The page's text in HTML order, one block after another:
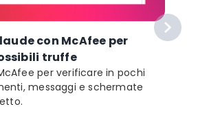
con McAfee per
truffe
per verificare in pochi
messaggi e schermate